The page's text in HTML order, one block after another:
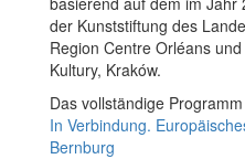
der Kunststiftung des
Region Centre Orléans
Kultury, Kraków.
Das vollständige
In Verbindung.
Bernburg